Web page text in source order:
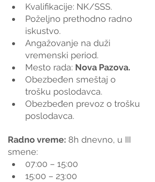
Kvalifikacije: NK/SSS.
Poželjno prethodno radno
iskustvo.
Angažovanje na duži
vremenski period.
Mesto rada: Nova Pazova.
Obezbeđen smeštaj o
trošku poslodavca.
Obezbeđen prevoz o trošku
poslodavca.
Radno vreme: 8h dnevno, u III
smene:
07:00 – 15:00
15:00 – 23:00